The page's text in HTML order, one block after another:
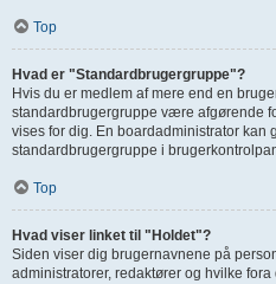
Top
Hvad er "Standardbrugergruppe"?
Hvis du er medlem af mere end en
standardbrugergruppe være afgørende
vises for dig. En boardadministrator
standardbrugergruppe i
Top
Hvad viser linket til "Holdet"?
Siden viser dig brugernavnene på
administratorer, redaktører og hvilke